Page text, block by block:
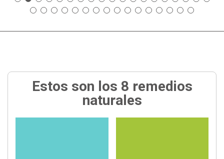
Estos son los 8 remedios
naturales